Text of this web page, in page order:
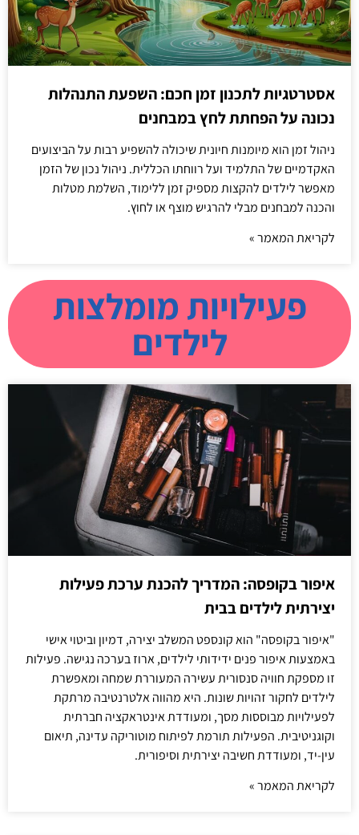
אסטרטגיות לתכנון זמן חכם: השפעת התנהלות
נכונה על הפחתת לחץ במבחנים
ניהול זמן הוא מיומנות חיונית שיכולה להשפיע רבות על הביצועים
האקדמיים של התלמיד ועל רווחתו הכללית. ניהול נכון של הזמן
מאפשר לילדים להקצות מספיק זמן ללימוד, השלמת מטלות
והכנה למבחנים מבלי להרגיש מוצף או לחוץ.
לקריאת המאמר »
פעילויות מומלצות
לילדים
איפור בקופסה: המדריך להכנת ערכת פעילות
יצירתית לילדים בבית
"איפור בקופסה" הוא קונספט המשלב יצירה, דמיון וביטוי אישי
באמצעות איפור פנים ידידותי לילדים, ארוז בערכה נגישה. פעילות
זו מספקת חוויה סנסורית עשירה המעוררת שמחה ומאפשרת
לילדים לחקור זהויות שונות. היא מהווה אלטרנטיבה מרתקת
לפעילויות מבוססות מסך, ומעודדת אינטראקציה חברתית
וקוגניטיבית. הפעילות תורמת לפיתוח מוטוריקה עדינה, תיאום
עין-יד, ומעודדת חשיבה יצירתית וסיפורית.
לקריאת המאמר »